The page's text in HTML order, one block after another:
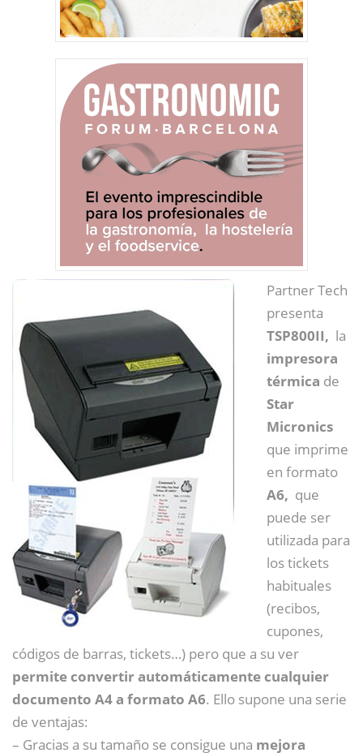
Partner Tech
presenta
TSP800II, la
impresora
térmica de
Star
Micronics
que imprime
en formato
A6, que
puede ser
utilizada para
los tickets
habituales
(recibos,
cupones,
códigos de barras, tickets…) pero que a su ver
permite convertir automáticamente cualquier
documento A4 a formato A6. Ello supone una serie
de ventajas:
– Gracias a su tamaño se consigue una mejora